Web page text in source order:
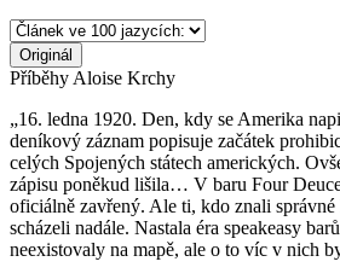
Originál
Příběhy Aloise Krchy
„16. ledna 1920. Den, kdy se Amerika
deníkový záznam popisuje začátek
celých Spojených státech amerických.
zápisu poněkud lišila… V baru Four
oficiálně zavřený. Ale ti, kdo znali správné
scházeli nadále. Nastala éra speakeasy
neexistovaly na mapě, ale o to víc v nich